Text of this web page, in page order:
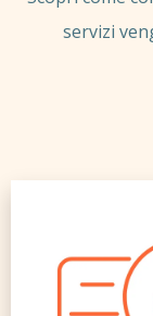
servizi